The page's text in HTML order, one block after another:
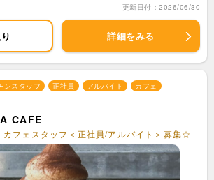
更新日付：2026/06/30
詳細をみる
ンスタッフ 正社員 アルバイト
カフェ
CAFE
フェスタッフ＜正社員/アルバイト＞募集☆